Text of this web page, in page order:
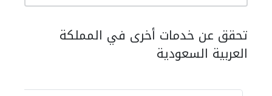
تحقق عن خدمات أخرى في المملكة
العربية السعودية